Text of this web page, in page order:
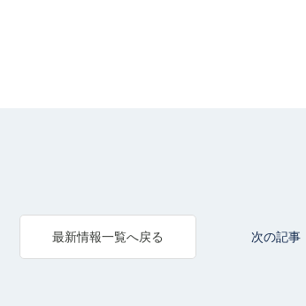
最新情報一覧へ戻る 次の記事